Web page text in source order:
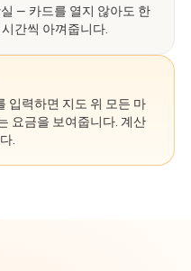
— 카드를 열지 않아도 한
간씩 아껴줍니다.
입력하면 지도 위 모든 마
요금을 보여줍니다. 계산
.